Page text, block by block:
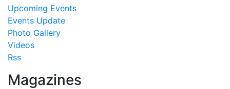
Upcoming Events
Events Update
Photo Gallery
Videos
Rss
Magazines